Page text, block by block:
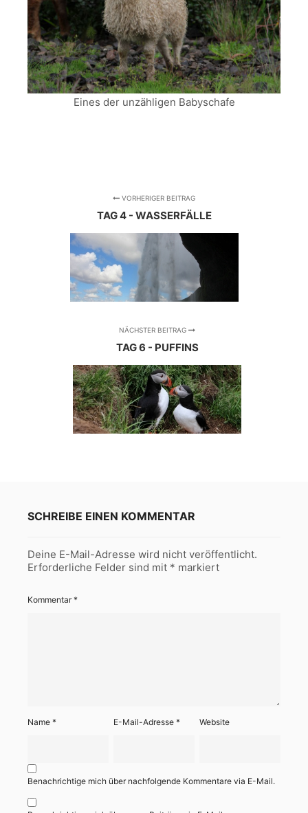
Eines der unzähligen Babyschafe
VORHERIGER BEITRAG
TAG 4 - WASSERFÄLLE
NÄCHSTER BEITRAG
TAG 6 - PUFFINS
SCHREIBE EINEN KOMMENTAR
Deine E-Mail-Adresse wird nicht veröffentlicht.
Erforderliche Felder sind mit * markiert
Kommentar*
Name * E-Mail-Adresse* Website
Benachrichtige mich über nachfolgende Kommentare via E-Mail.